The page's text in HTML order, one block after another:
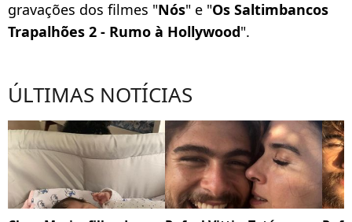
gravações dos filmes "Nós" e "Os Saltimbancos
Trapalhões 2 - Rumo à Hollywood".
ÚLTIMAS NOTÍCIAS